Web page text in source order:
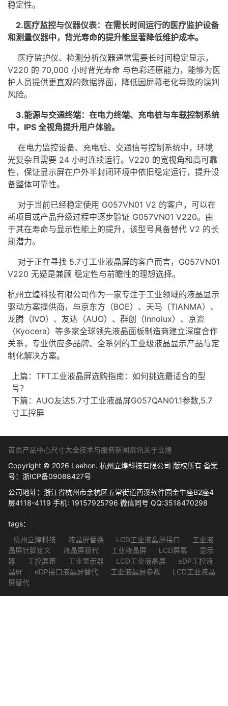
稳定性。
2.医疗监控与仪器仪表：在需长时间运行的医疗监护设备
和测量仪器中，背光寿命的提升能显著降低维护成本。
医疗监护仪、检测分析仪器通常需要长时间稳定显示，
V220 的 70,000 小时背光寿命 与色彩还原能力，能够为医
护人员提供更直观的数据界面，降低因屏幕老化导致的误判
风险。
3.能源与交通终端：在电力终端、充电桩与车载控制系统
中，IPS 全视角提升用户体验。
在电力监控设备、充电桩、交通信号控制系统中，环境
光复杂且需要 24 小时连续运行。V220 的宽视角和高可靠
性，保证显示屏在户外半封闭环境中依旧稳定运行，提升设
备整体可靠性。
对于当前已经稳定使用 G057VN01 V2 的客户，可以在
新项目或产品升级过程中逐步验证 G057VN01 V220。由
于其在寿命与显示性能上的提升，该型号具备替代 V2 的长
期潜力。
对于正在寻找 5.7寸工业液晶屏的客户而言，G057VN01
V220 无疑是兼顾 稳定性与前瞻性的理想选择。
杭州立煌科技有限公司作为一家专注于工业领域的液晶显示
驱动方案提供商，与京东方（BOE）、天马（TIANMA）、
龙腾（IVO）、友达（AUO）、群创（Innolux）、京瓷
（Kyocera）等多家全球领先液晶面板制造商建立深度合作
关系，专业供应多品牌、全系列的工业级液晶显示产品与定
制化解决方案。
上篇： TFT工业液晶屏选购指南：如何挑选最适合的型
号？
下篇： AUO友达5.7寸工业液晶屏G057QAN01.1参数,5.7
寸工控屏
首页产品中心尺寸大全技术与服务新闻资讯关于立煌
Copyright © 2026 Leehon. 杭州立煌科技有限公司 版权所有 备案
号： 浙ICP备09088427号
公司地址：浙江省杭州市余杭区五常街道西溪软件园金牛座B2座4
层4118-4119 手机: 19157925796 微信同号 QQ:3518470298
tags：
杭州立煌科技
液晶屏替换 LCD工业液晶屏接口
工业液
晶屏针脚定义
液晶屏替代 工业液晶屏 LCD屏幕
显示
器
工控屏幕 工业显示器 LCD工业液晶屏
eDP工控液
晶屏
eDP接口液晶屏替代 工业液晶屏参数
LCD工业液晶
屏替代